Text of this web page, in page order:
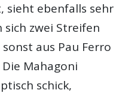
sieht ebenfalls sehr
sich zwei Streifen
aus Pau Ferro
Mahagoni
schick,